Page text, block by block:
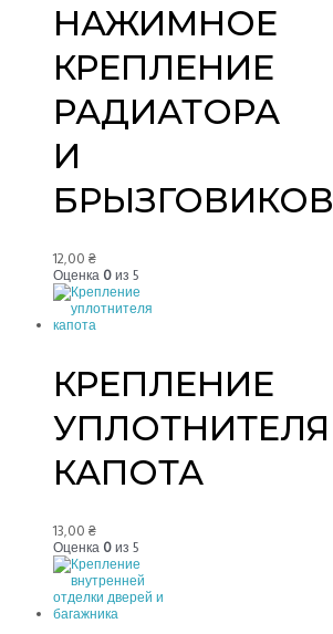
НАЖИМНОЕ
КРЕПЛЕНИЕ
РАДИАТОРА
И
БРЫЗГОВИКОВ
12,00 ₴
Оценка 0 из 5
КРЕПЛЕНИЕ
УПЛОТНИТЕЛЯ
КАПОТА
13,00 ₴
Оценка 0 из 5